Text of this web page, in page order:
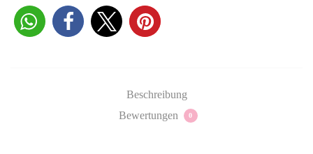
Beschreibung
Bewertungen
0